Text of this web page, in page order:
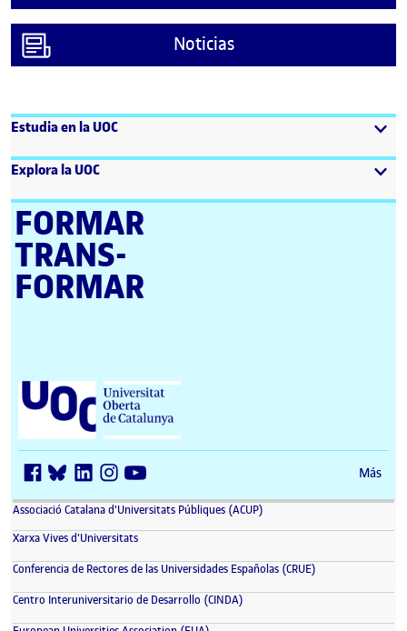
Noticias
Estudia en la UOC
Explora la UOC
FORMAR
TRANS­
FORMAR
Universitat Oberta de Catalunya (UOC)
Más
Associació Catalana d'Universitats Públiques (ACUP)
Xarxa Vives d'Universitats(se abre en nueva ventana)
Conferencia de Rectores de las Universidades Españolas (CRUE)
Centro Interuniversitario de Desarrollo (CINDA)